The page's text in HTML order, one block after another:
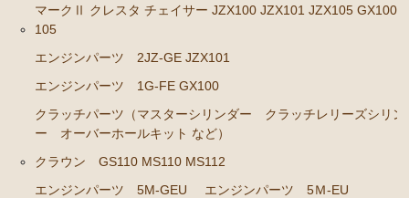
エンジン電装パーツ（イグニッションコイル デスビ
キャップ ローター センサー など）
冷却パーツ（ポンプ サーモスタット ファン ファ
ブレーキパーツ（マスターシリンダー リペアキッ
ト ホース など）
クラッチパーツ（マスターシリンダー クラッチレリ
マークⅡ クレスタ チェイサー JZX100 JZX101 JZX105 GX100
105
エンジンパーツ 2JZ-GE JZX101
エンジンパーツ 1G-FE GX100
クラッチパーツ（マスターシリンダー クラッチレリーズシリン
ー オーバーホールキット など）
クラウン GS110 MS110 MS112
エンジンパーツ 5M-GEU
エンジンパーツ 5Ｍ-EU